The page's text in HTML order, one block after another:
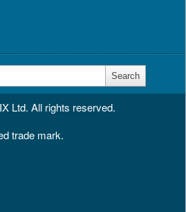
Ltd. All rights reserved.
trade mark.